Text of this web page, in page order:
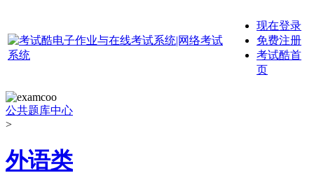
现在登录
免费注册
考试酷首
页
公共题库中心
>
外语类